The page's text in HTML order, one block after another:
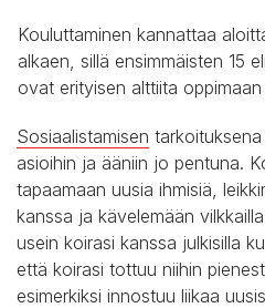
Kouluttaminen kannattaa
alkaen, sillä ensimmäisten 15
ovat erityisen alttiita
Sosiaalistamisen
asioihin ja ääniin jo pentuna.
tapaamaan uusia ihmisiä,
kanssa ja kävelemään
usein koirasi kanssa julkisilla
että koirasi tottuu niihin
esimerkiksi innostuu liikaa